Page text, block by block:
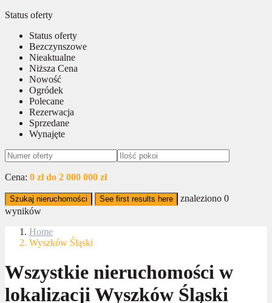
Status oferty
Status oferty
Bezczynszowe
Nieaktualne
Niższa Cena
Nowość
Ogródek
Polecane
Rezerwacja
Sprzedane
Wynajęte
Cena: 0 zł do 2 000 000 zł
Szukaj nieruchomości See first results here znaleziono 0
wyników
Home
Wyszków Śląski
Wszystkie nieruchomości w
lokalizacji Wyszków Śląski